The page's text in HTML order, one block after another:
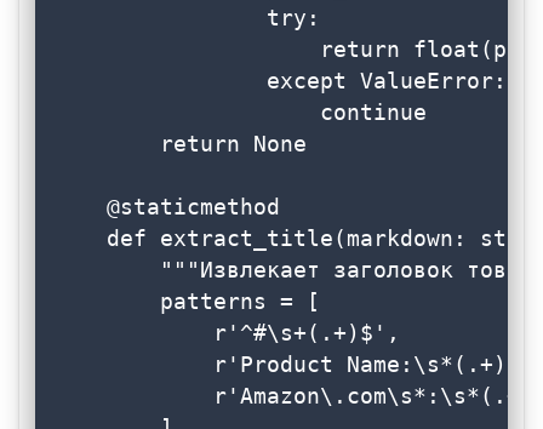
                try:
return
                except ValueError:
                    continue
        return None
    @staticmethod
def extract_title(markdown: str)
"""Извлекает заголовок
        patterns = [
r'^#\s+(.+)$',
r'Product